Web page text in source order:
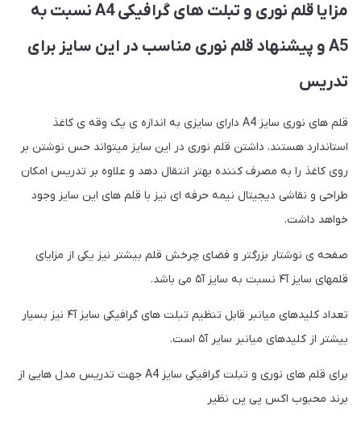
مزایا قلم نوری و تبلت های گرافیکی A4 نسبت به
A5 و پیشنهاد قلم نوری مناسب در این سایز برای
تدریس
قلم های نوری سایز A4 دارای سایزی به اندازه ی یک وقه ی کاغذ
استاندارد هستند، داشتن قلم نوری در این سایز میتواند حس نوشتن بر
روی کاغذ را به مصرف کننده بهتر انتقال دهد و علاوه بر تدریس امکان
طراحی و نقاشی دیجیتال نیمه حرفه ای نیز با قلم های این سایز وجود
خواهد داشت.
صفحه ی نوشتار بزرگتر و فضای چرخش قلم بیشتر نیز یکی از مزایای
قلمهای سایز آ۴ نسبت به سایز آ۵ می باشد.
تعداد کلیدهای میانبر قابل تنظیم تبلت های گرافیکی سایز آ۴ نیز بسیار
بیشتر از کلیدهای میانبر سایر آ۵ است.
برای قلم های نوری و تبلت گرافیکی سایز A4 جهت تدریس مدل هایی از
برند محبوب اکس پی پن نظیر